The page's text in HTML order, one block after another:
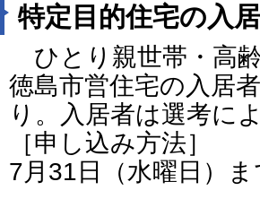
特定目的住宅の入
ひとり親世帯・高
徳島市営住宅の入居
り。入居者は選考に
［申し込み方法］
7月31日（水曜日）